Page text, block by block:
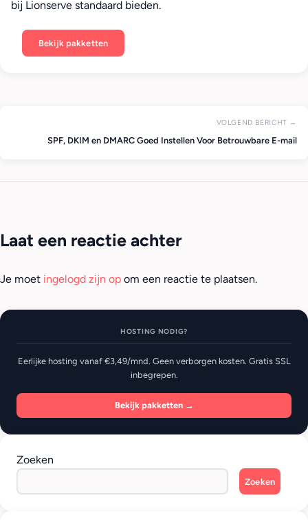
bij Lionserve standaard bieden.
Bekijk pakketten
VOLGEND BERICHT →
SPF, DKIM en DMARC Goed Instellen Voor Betrouwbare E-mail
Laat een reactie achter
Je moet ingelogd zijn op om een reactie te plaatsen.
HOSTING NODIG?
Eerlijke hosting vanaf €3,49/mnd. Geen verborgen kosten. Gratis SSL
inbegrepen.
Bekijk pakketten →
Zoeken
Zoeken